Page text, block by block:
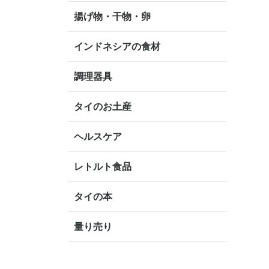
揚げ物・干物・卵
インドネシアの食材
調理器具
タイのお土産
ヘルスケア
レトルト食品
タイの本
量り売り